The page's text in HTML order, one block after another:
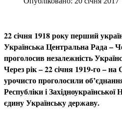
22 січня 1918 року перший
Українська Центральна Рада –
проголосив незалежність
Через рік – 22 січня 1919-го –
урочисто проголосили
Республіки і
єдину Українську державу.